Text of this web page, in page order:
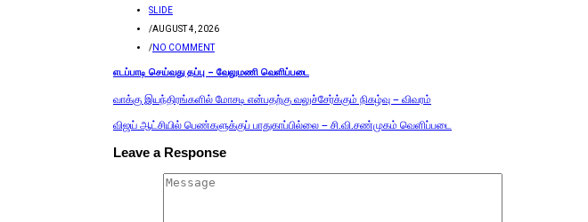
SLIDE
/AUGUST 4, 2026
/NO COMMENT
எடப்பாடி செய்வது தப்பு – வேலுமணி வெளிப்படை
வாக்கு இயந்திரங்களில் மோசடி என்பதற்கு வலுச்சேர்க்கும் நிகழ்வு – விவரம்
விஜய் ஆட்சியில் பெண்களுக்குப் பாதுகாப்பில்லை – சி.வி.சண்முகம் வெளிப்படை
Leave a Response